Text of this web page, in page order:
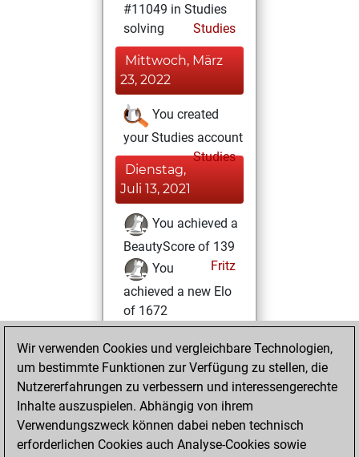
#11049 in Studies
solving
Studies
Mittwoch, März
23, 2022
You created
your Studies account
Studies
Dienstag,
Juli 13, 2021
You achieved a
BeautyScore of 139
Fritz
You
achieved a new Elo
of 1672
Montag, Juni 7,
2021
against Fritz
Fritz
Montag,
Wir verwenden Cookies und vergleichbare Technologien,
um bestimmte Funktionen zur Verfügung zu stellen, die
Nutzererfahrungen zu verbessern und interessengerechte
Inhalte auszuspielen. Abhängig von ihrem
Verwendungszweck können dabei neben technisch
erforderlichen Cookies auch Analyse-Cookies sowie